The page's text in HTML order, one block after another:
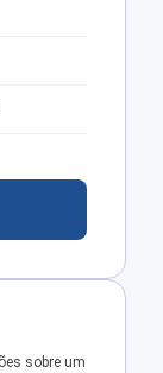
sobre um